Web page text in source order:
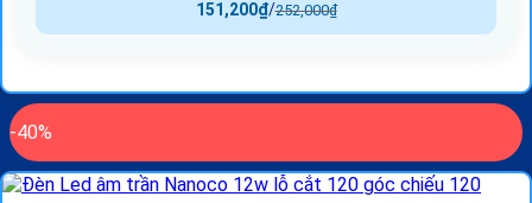
252,000₫
/
151,200₫
-40%